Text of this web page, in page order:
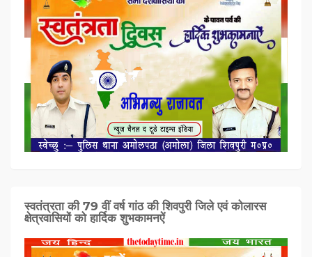
स्वतंत्रता की 79 वीं वर्ष गांठ की शिवपुरी जिले एवं कोलारस
क्षेत्रवासियों को हार्दिक शुभकामनऐं